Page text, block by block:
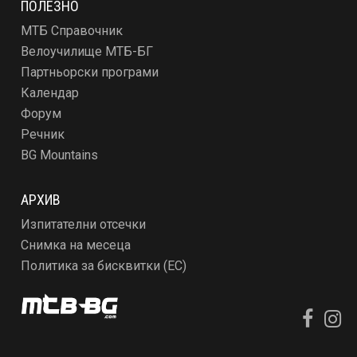
ПОЛЕЗНО
МТБ Справочник
Велоучилище МТБ-БГ
Партньорски програми
Календар
Форум
Речник
BG Mountains
АРХИВ
Изпитателни отсечки
Снимка на месеца
Политика за бисквитки (ЕС)